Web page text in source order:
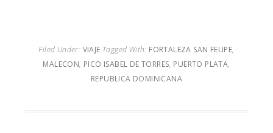
Filed Under: VIAJE Tagged With: FORTALEZA SAN FELIPE,
MALECON, PICO ISABEL DE TORRES, PUERTO PLATA,
REPUBLICA DOMINICANA